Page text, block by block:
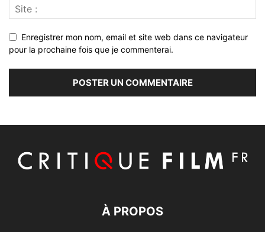
Enregistrer mon nom, email et site web dans ce navigateur
pour la prochaine fois que je commenterai.
À PROPOS